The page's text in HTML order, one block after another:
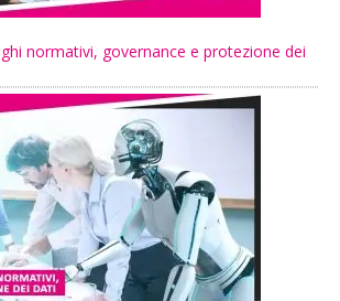
normativi, governance e protezione dei